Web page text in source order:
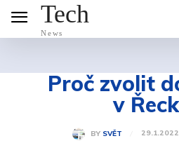
Tech
News
Proč zvolit
v
BY SVĚT 29.1.2022